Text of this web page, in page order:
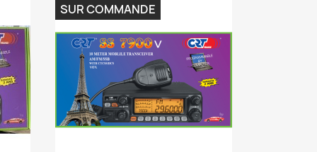
SUR COMMANDE